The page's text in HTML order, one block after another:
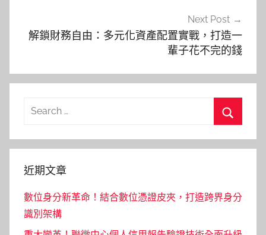
Next Post
解鎖財務自由：多元化資產配置實戰，打造一
輩子花不完的錢
Search
近期文章
數位身分新革命！結合數位憑證皮夾，打造跨界身分
識別架構